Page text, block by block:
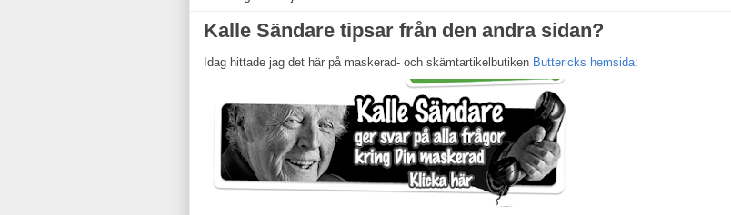
Kalle Sändare tipsar från den andra sidan?
Idag hittade jag det här på maskerad- och skämtartikelbutiken Buttericks hemsida: